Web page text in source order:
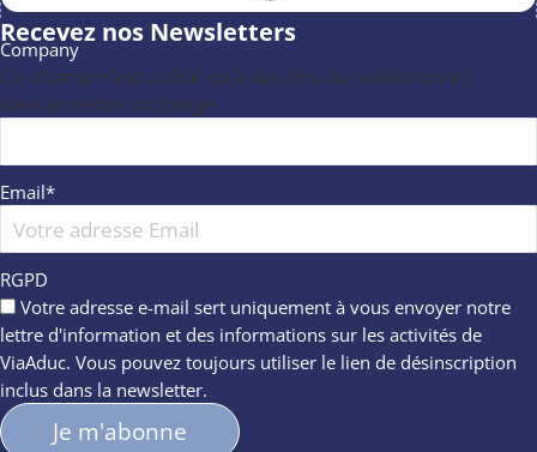
Recevez nos Newsletters
Company
Ce champ n’est utilisé qu’à des fins de validation et
devrait rester inchangé.
Email*
RGPD
Votre adresse e-mail sert uniquement à vous envoyer notre
lettre d'information et des informations sur les activités de
ViaAduc. Vous pouvez toujours utiliser le lien de désinscription
inclus dans la newsletter.